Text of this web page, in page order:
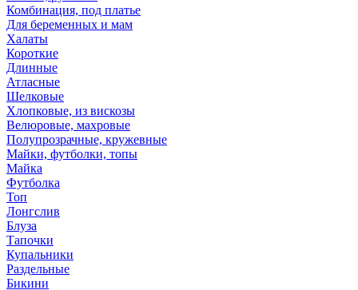
Комбинация, под платье
Для беременных и мам
Халаты
Короткие
Длинные
Атласные
Шелковые
Хлопковые, из вискозы
Велюровые, махровые
Полупрозрачные, кружевные
Майки, футболки, топы
Майка
Футболка
Топ
Лонгслив
Блуза
Тапочки
Купальники
Раздельные
Бикини